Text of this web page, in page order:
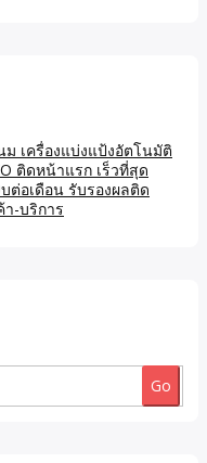
เครื่องแบ่งแป้งอัตโนมัติ
ติดหน้าแรก เร็วที่สุด
ต่อเดือน รับรองผลติด
-บริการ